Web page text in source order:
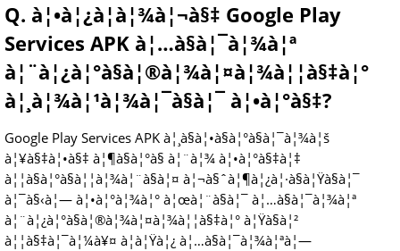
Q. à¦•à¦¿à¦­à¦¾à¦¬à§‡ Google Play
Services APK à¦…à§à¦¯à¦¾à¦ª
à¦¨à¦¿à¦°à§à¦®à¦¾à¦¤à¦¾à¦¦à§‡à¦°
à¦¸à¦¾à¦¹à¦¾à¦¯à§à¦¯ à¦•à¦°à§‡?
Google Play Services APK à¦¸à§à¦•à§à¦°à§à¦¯à¦¾à¦š
à¦¥à§‡à¦•à§‡ à¦¶à§à¦°à§ à¦¨à¦¾ à¦•à¦°à§‡à¦‡
à¦¦à§à¦°à§à¦¦à¦¾à¦¨à§à¦¤ à¦¬à§ˆà¦¶à¦¿à¦·à§à¦Ÿà§à¦¯
à¦¯à§‹à¦— à¦•à¦°à¦¾à¦° à¦œà¦¨à§à¦¯ à¦…à§à¦¯à¦¾à¦ª
à¦¨à¦¿à¦°à§à¦®à¦¾à¦¤à¦¾à¦¦à§‡à¦° à¦Ÿà§à¦²
à¦¦à§‡à¦¯à¦¼à¥¤ à¦à¦Ÿà¦¿ à¦…à§à¦¯à¦¾à¦ªà¦—